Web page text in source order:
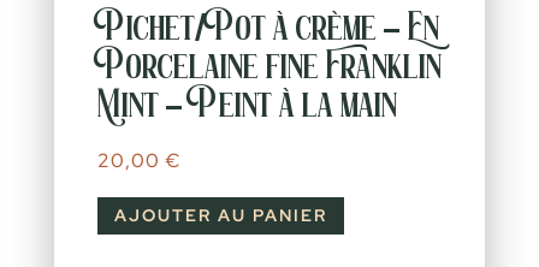
Pichet/Pot à crème – En
Porcelaine fine Franklin
Mint – Peint à la main
20,00 €
AJOUTER AU PANIER